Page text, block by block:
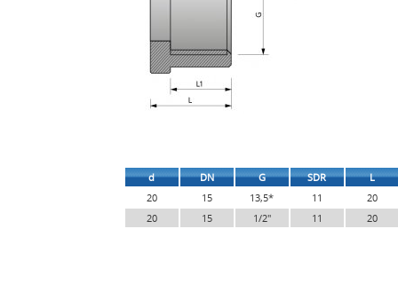
d DN G SDR
L
20
15 13,5* 11
20
20
15 1/2" 11 20